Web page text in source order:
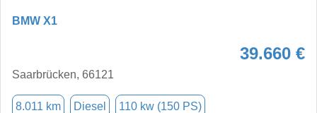
BMW X1
39.660 €
Saarbrücken, 66121
8.011 km Diesel 110 kw (150 PS)